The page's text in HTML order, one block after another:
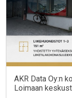
AKR Data Oy:n
Loimaan